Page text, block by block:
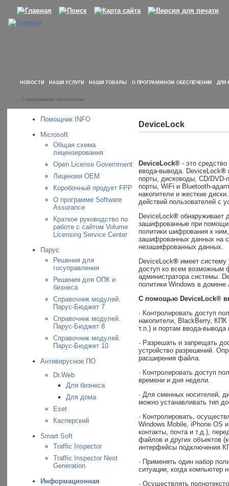
НОВОСТИ НАШИ УСЛУГИ НАШИ ТОВАРЫ О ПРОГРАММНОМ ОБЕСПЕЧЕНИИ ДЛЯ
– О программном обеспечении
Помощник INFO
Microsoft
Общая схема
лицензирования
Open License Government
Лицензия OEM
Коробочный продукт FPP
О программе Software
Assurance
Краткое руководство по
работе с сайтом Volume
Licensing Service Center
Парус
Решения для
госуправления
Решения для ОПК и
бизнеса
Справочник модулей.
Парус-Бюджет 7
Справочник модулей.
Парус-Бюджет 8
Справочник модулей.
Парус-Бюджет 10
Антивирусное ПО
Dr.Web
Для бизнеса
Для дома
Eset
Касперский
Smart Soft
Traffic Inspector
Traffic Inspector Next
Generation
Информационная
DeviceLock
DeviceLock® - это
ввода-вывода. DeviceLock®
порты, дисководы, CD/
порты, WiFi и Bluetooth-
накопители и жесткие
действий пользователей с
DeviceLock® обнаруживает
зашифрованные при помощи
политики шифрования к
зашифрованных данных на
незашифрованных данных.
DeviceLock® имеет
доступ ко всем возможным
администратора системы.
политики Windows в
С помощью DeviceLock®
· Контролировать доступ
накопители, BlackBerry,
т.п.) и портам ввода-
· Разрешать и запрещать
устройство разрешений.
расширения файла.
· Контролировать доступ
времени и дня недели.
· Для сменных носителей,
можно устанавливать тип
· Контролировать,
Windows Mobile, iPhone OS
контакты, почта и т.д.),
файлов и других объектов
интерфейсы подключения
· Применять один набор
ситуации, когда компьютер
· Осуществлять